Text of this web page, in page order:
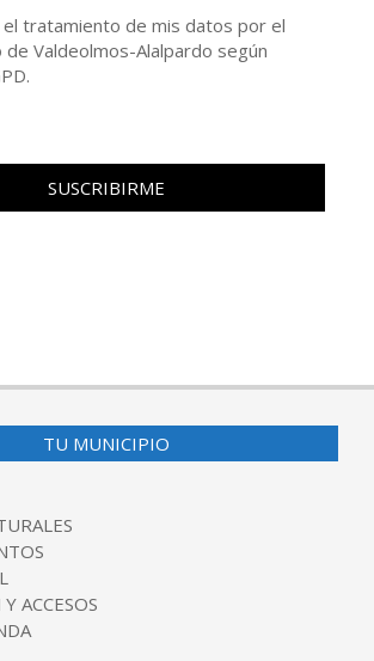
el tratamiento de mis datos por el
Valdeolmos-Alalpardo según
TU MUNICIPIO
ACCESOS